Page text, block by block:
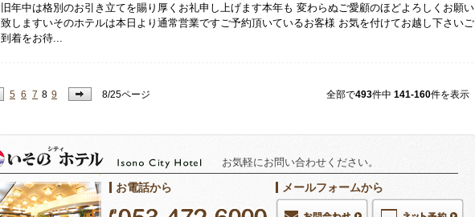
旧年中は格別のお引き立てを賜り厚くお礼申し上げます本年も 変わらぬご愛顧のほどよろしくお願い
致しますいそのホテルは本日より通常営業ですご予約頂いているお客様 お気を付けてお越し下さいご
到着をお待...
5 6 7 8 9 8/25ページ 全部で493件中 141-160件を表示
お気軽にお問い合わせください。
お電話から メールフォームから